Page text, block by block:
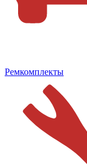
Ремкомплекты